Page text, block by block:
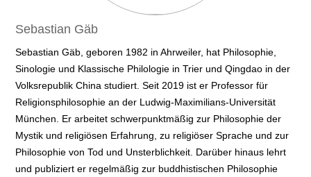
Sebastian Gäb
Sebastian Gäb, geboren 1982 in Ahrweiler, hat Philosophie,
Sinologie und Klassische Philologie in Trier und Qingdao in der
Volksrepublik China studiert. Seit 2019 ist er Professor für
Religionsphilosophie an der Ludwig-Maximilians-Universität
München. Er arbeitet schwerpunktmäßig zur Philosophie der
Mystik und religiösen Erfahrung, zu religiöser Sprache und zur
Philosophie von Tod und Unsterblichkeit. Darüber hinaus lehrt
und publiziert er regelmäßig zur buddhistischen Philosophie